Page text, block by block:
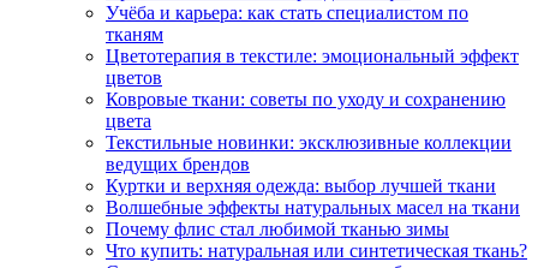
Учёба и карьера: как стать специалистом по
тканям
Цветотерапия в текстиле: эмоциональный эффект
цветов
Ковровые ткани: советы по уходу и сохранению
цвета
Текстильные новинки: эксклюзивные коллекции
ведущих брендов
Куртки и верхняя одежда: выбор лучшей ткани
Волшебные эффекты натуральных масел на ткани
Почему флис стал любимой тканью зимы
Что купить: натуральная или синтетическая ткань?